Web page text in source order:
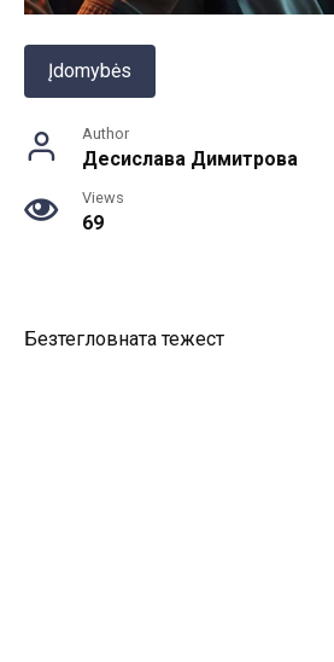
Įdomybės
Author
Десислава Димитрова
Views
69
Безтегловната тежест